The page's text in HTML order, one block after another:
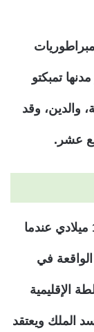
تمبكتو
والدين، وقد
عشر.
في العام 1235 ميلادي عندما
الواقعة في
الإقليمية
الملك ويعتقد